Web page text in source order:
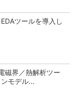
ツールを導入し
磁界／熱解析ツー
モデル...